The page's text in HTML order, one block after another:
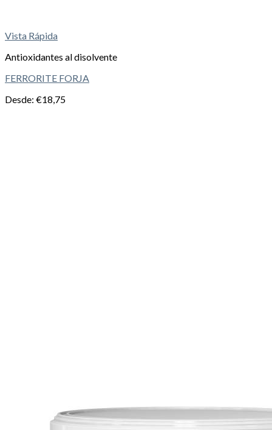
Vista Rápida
Antioxidantes al disolvente
FERRORITE FORJA
Desde: €18,75